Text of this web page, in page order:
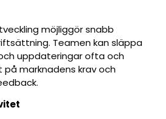
möjliggör snabb
Teamen kan släppa
uppdateringar ofta och
marknadens krav och